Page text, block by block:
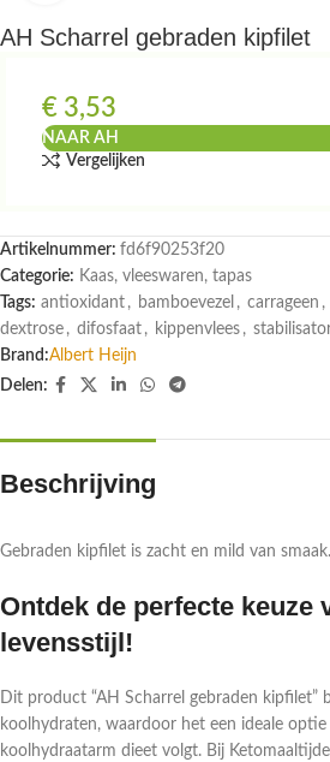
AH Scharrel gebraden kipfilet
€ 3,53
NAAR AH
Vergelijken
Artikelnummer: fd6f90253f20
Categorie: Kaas, vleeswaren, tapas
Tags: antioxidant , bamboevezel , carrageen ,
dextrose , difosfaat , kippenvlees ,
Brand:Albert Heijn
Delen:
Beschrijving
Gebraden kipfilet is zacht en mild van smaak.
Ontdek de perfecte keuze
levensstijl!
Dit product “AH Scharrel gebraden kipfilet”
koolhydraten, waardoor het een ideale
koolhydraatarm dieet volgt. Bij